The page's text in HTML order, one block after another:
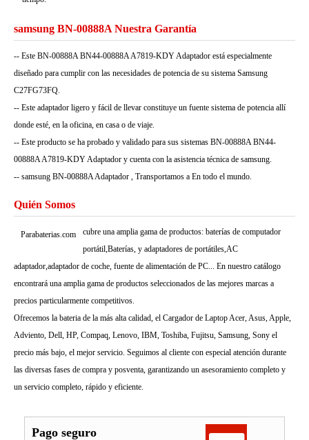
samsung BN-00888A Nuestra Garantía
-- Este BN-00888A BN44-00888A A7819-KDY Adaptador está especialmente
diseñado para cumplir con las necesidades de potencia de su sistema Samsung
C27FG73FQ.
-- Este adaptador ligero y fácil de llevar constituye un fuente sistema de potencia allí
donde esté, en la oficina, en casa o de viaje.
-- Este producto se ha probado y validado para sus sistemas BN-00888A BN44-
00888A A7819-KDY Adaptador y cuenta con la asistencia técnica de samsung.
-- samsung BN-00888A Adaptador , Transportamos a En todo el mundo.
Quién Somos
Parabaterias.com
cubre una amplia gama de productos: baterías de computador
portátil,Baterías, y adaptadores de portátiles,AC
adaptador,adaptador de coche, fuente de alimentación de PC... En nuestro catálogo
encontrará una amplia gama de productos seleccionados de las mejores marcas a
precios particularmente competitivos.
Ofrecemos la bateria de la más alta calidad, el Cargador de Laptop Acer, Asus, Apple,
Adviento, Dell, HP, Compaq, Lenovo, IBM, Toshiba, Fujitsu, Samsung, Sony el
precio más bajo, el mejor servicio. Seguimos al cliente con especial atención durante
las diversas fases de compra y posventa, garantizando un asesoramiento completo y
un servicio completo, rápido y eficiente.
Pago seguro